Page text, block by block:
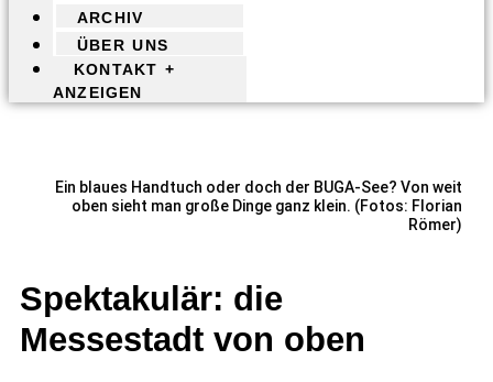
ARCHIV
ÜBER UNS
KONTAKT +
ANZEIGEN
Ein blaues Handtuch oder doch der BUGA-See? Von weit
oben sieht man große Dinge ganz klein. (Fotos: Florian
Römer)
Spektakulär: die
Messestadt von oben